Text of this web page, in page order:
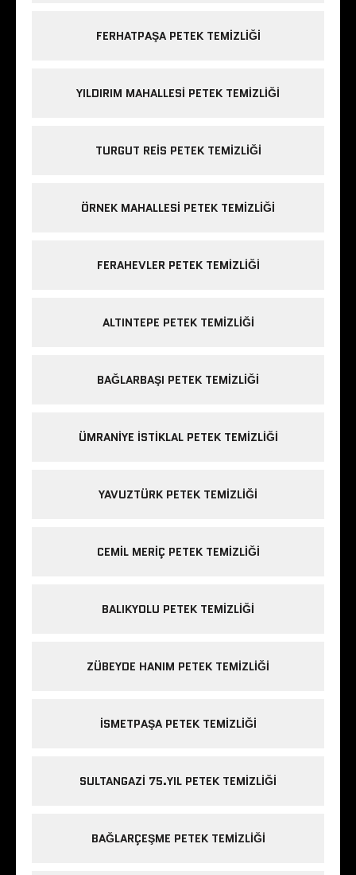
FERHATPAŞA PETEK TEMIZLIĞI
YILDIRIM MAHALLESI PETEK TEMIZLIĞI
TURGUT REIS PETEK TEMIZLIĞI
ÖRNEK MAHALLESI PETEK TEMIZLIĞI
FERAHEVLER PETEK TEMIZLIĞI
ALTINTEPE PETEK TEMIZLIĞI
BAĞLARBAŞI PETEK TEMIZLIĞI
ÜMRANIYE ISTIKLAL PETEK TEMIZLIĞI
YAVUZTÜRK PETEK TEMIZLIĞI
CEMIL MERIÇ PETEK TEMIZLIĞI
BALIKYOLU PETEK TEMIZLIĞI
ZÜBEYDE HANIM PETEK TEMIZLIĞI
ISMETPAŞA PETEK TEMIZLIĞI
SULTANGAZI 75.YIL PETEK TEMIZLIĞI
BAĞLARÇEŞME PETEK TEMIZLIĞI